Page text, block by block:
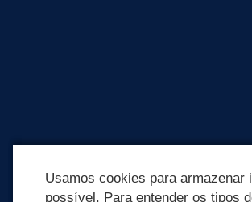
Usamos cookies para
possível. Para entender os tipos